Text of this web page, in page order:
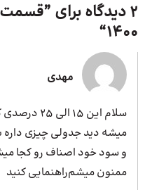
2 دیدگاه برای ”
۱۴۰۰“
مهدی
سلام این
میشه دید جدولی چیزی داره
و سود خود اصناف رو کجا
ممنون میشم‌راهنمایی کنید